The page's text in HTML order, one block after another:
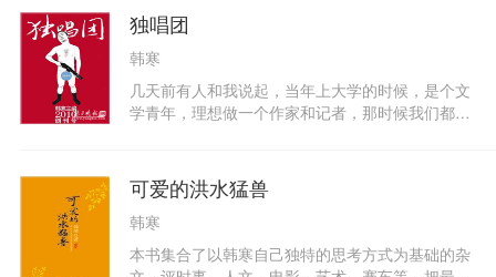
他的生活真实记录。包括“ 必须竖中指”“ 生活像跳
楼一样往下延续”等随笔。
独唱团
韩寒
几天前有人和我说起，当年上大学的时候，是个文
学青年，理想做一个作家和记者，那时候我们都好
不中意这些人了，她们中意的是……我说，那你们
还写点小诗，弹点小吉他，摘些小花么？他说，
……。所以说，这个世界就是这样的，男性改变世
界，女性改变男性的世界观。但总有一些世界观，
是傻逼呵呵地矗在那里的。
可爱的洪水猛兽
韩寒
本书集合了以韩寒自己独特的思考方式为基础的杂